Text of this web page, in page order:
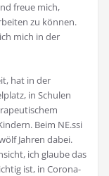
freue mich,
zu können.
mich in der
hat in der
in Schulen
Beim NE.ssi
Jahren dabei.
ich glaube das
ist, in Corona-